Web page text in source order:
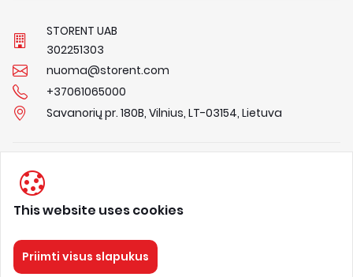
STORENT UAB
302251303
nuoma@storent.com
+37061065000
Savanorių pr. 180B, Vilnius, LT-03154, Lietuva
STORENTVisos teisės saugomos 2026.
Privacy Policy
About us
This website uses cookies
Priimti visus slapukus